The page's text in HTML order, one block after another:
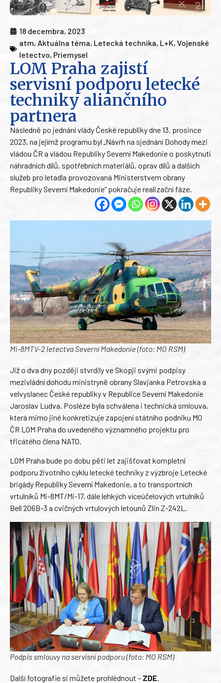
18 decembra, 2023
atm, Aktuálna téma, Letecká technika, L+K, Vojenské
letectvo, Priemysel
LOM Praha zajistí
servisní podporu letecké
techniky aliančního
partnera
Následně po jednání vlády České republiky dne 13. prosince
2023, na jejímž programu byl „Návrh na sjednání Dohody mezi
vládou ČR a vládou Republiky Severní Makedonie o poskytnutí
náhradních dílů, spotřebních materiálů, oprav dílů a dalších
služeb pro letadla provozovaná Ministerstvem obrany
Republiky Severní Makedonie“ pokračuje realizační fáze.
Mi-8MTV-2 letectva Severní Makedonie (foto: MO RSM)
Již o dva dny později stvrdily ve Skopji svými podpisy
mezivládní dohodu ministryně obrany Slavjanka Petrovska a
velvyslanec České republiky v Republice Severní Makedonie
Jaroslav Ludva. Posléze byla schválena i technická smlouva,
která mimo jiné konkretizuje zapojení státního podniku MO
ČR LOM Praha do uvedeného významného projektu pro
třicátého člena NATO.
LOM Praha bude po dobu pěti let zajišťovat kompletní
podporu životního cyklu letecké techniky z výzbroje Letecké
brigády Republiky Severní Makedonie, a to transportních
vrtulníků Mi-8MT/Mi-17, dále lehkých víceúčelových vrtulníků
Bell 206B-3 a cvičných vrtulových letounů Zlin Z-242L.
Podpis smlouvy na servisní podporu (foto: MO RSM)
Další fotografie si můžete prohlédnout – ZDE